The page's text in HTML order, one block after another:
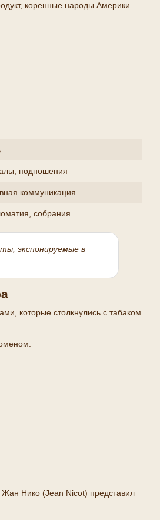
коренные народы Америки
подношения
коммуникация
собрания
экспонируемые в
которые столкнулись с табаком
Жан Нико (Jean Nicot) представил